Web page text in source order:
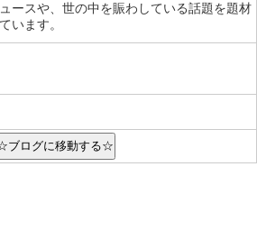
ースや、世の中を賑わしている話題を題材
います。